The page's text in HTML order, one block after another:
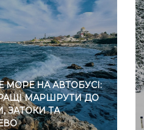
МОРЕ НА АВТОБУСІ:
МАРШРУТИ ДО
ЗАТОКИ ТА